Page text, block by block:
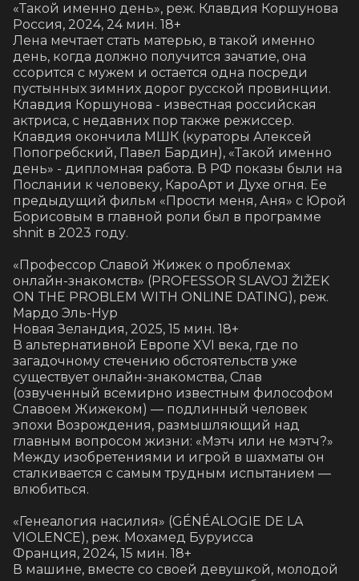
«Такой именно день», реж. Клавдия Коршунова
Россия, 2024, 24 мин. 18+
Лена мечтает стать матерью, в такой именно
день, когда должно получится зачатие, она
ссорится с мужем и остается одна посреди
пустынных зимних дорог русской провинции.
Клавдия Коршунова - известная российская
актриса, с недавних пор также режиссер.
Клавдия окончила МШК (кураторы Алексей
Попогребский, Павел Бардин), «Такой именно
день» - дипломная работа. В РФ показы были на
Послании к человеку, КароАрт и Духе огня. Ее
предыдущий фильм «Прости меня, Аня» c Юрой
Борисовым в главной роли был в программе
shnit в 2023 году.
«Профессор Славой Жижек о проблемах
онлайн-знакомств» (PROFESSOR SLAVOJ ŽIŽEK
ON THE PROBLEM WITH ONLINE DATING), реж.
Мардо Эль-Нур
Новая Зеландия, 2025, 15 мин. 18+
В альтернативной Европе XVI века, где по
загадочному стечению обстоятельств уже
существует онлайн-знакомства, Слав
(озвученный всемирно известным философом
Славоем Жижеком) — подлинный человек
эпохи Возрождения, размышляющий над
главным вопросом жизни: «Мэтч или не мэтч?»
Между изобретениями и игрой в шахматы он
сталкивается с самым трудным испытанием —
влюбиться.
«Генеалогия насилия» (GÉNÉALOGIE DE LA
VIOLENCE), реж. Мохамед Буруисса
Франция, 2024, 15 мин. 18+
В машине, вместе со своей девушкой, молодой